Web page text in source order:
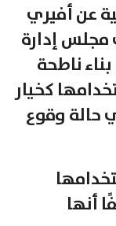
عن أفيري
مجلس إدارة
ناطحة
كخيار
حالة وقوع
أنها